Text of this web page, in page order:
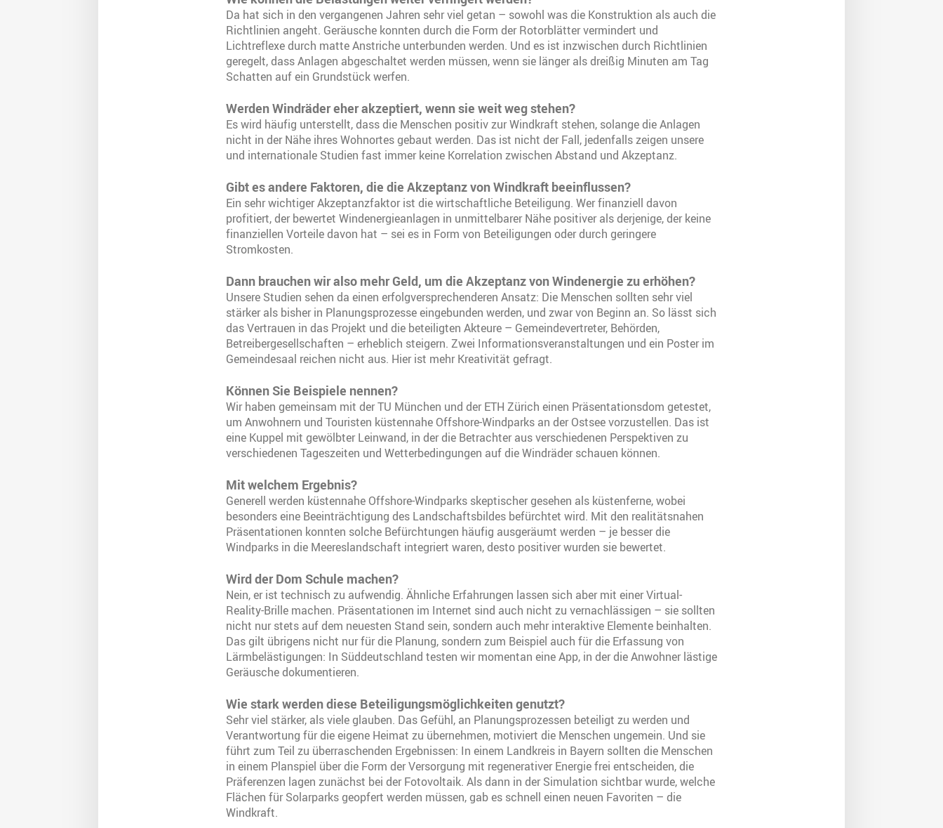
Da hat sich in den vergangenen Jahren sehr viel getan – sowohl was die Konstruktion als auch die
Richtlinien angeht. Geräusche konnten durch die Form der Rotorblätter vermindert und
Lichtreflexe durch matte Anstriche unterbunden werden. Und es ist inzwischen durch Richtlinien
geregelt, dass Anlagen abgeschaltet werden müssen, wenn sie länger als dreißig Minuten am Tag
Schatten auf ein Grundstück werfen.
Werden Windräder eher akzeptiert, wenn sie weit weg stehen?
Es wird häufig unterstellt, dass die Menschen positiv zur Windkraft stehen, solange die Anlagen
nicht in der Nähe ihres Wohnortes gebaut werden. Das ist nicht der Fall, jedenfalls zeigen unsere
und internationale Studien fast immer keine Korrelation zwischen Abstand und Akzeptanz.
Gibt es andere Faktoren, die die Akzeptanz von Windkraft beeinflussen?
Ein sehr wichtiger Akzeptanzfaktor ist die wirtschaftliche Beteiligung. Wer finanziell davon
profitiert, der bewertet Windenergieanlagen in unmittelbarer Nähe positiver als derjenige, der keine
finanziellen Vorteile davon hat – sei es in Form von Beteiligungen oder durch geringere
Stromkosten.
Dann brauchen wir also mehr Geld, um die Akzeptanz von Windenergie zu erhöhen?
Unsere Studien sehen da einen erfolgversprechenderen Ansatz: Die Menschen sollten sehr viel
stärker als bisher in Planungsprozesse eingebunden werden, und zwar von Beginn an. So lässt sich
das Vertrauen in das Projekt und die beteiligten Akteure – Gemeindevertreter, Behörden,
Betreibergesellschaften – erheblich steigern. Zwei Informationsveranstaltungen und ein Poster im
Gemeindesaal reichen nicht aus. Hier ist mehr Kreativität gefragt.
Können Sie Beispiele nennen?
Wir haben gemeinsam mit der TU München und der ETH Zürich einen Präsentationsdom getestet,
um Anwohnern und Touristen küstennahe Offshore-Windparks an der Ostsee vorzustellen. Das ist
eine Kuppel mit gewölbter Leinwand, in der die Betrachter aus verschiedenen Perspektiven zu
verschiedenen Tageszeiten und Wetterbedingungen auf die Windräder schauen können.
Mit welchem Ergebnis?
Generell werden küstennahe Offshore-Windparks skeptischer gesehen als küstenferne, wobei
besonders eine Beeinträchtigung des Landschaftsbildes befürchtet wird. Mit den realitätsnahen
Präsentationen konnten solche Befürchtungen häufig ausgeräumt werden – je besser die
Windparks in die Meereslandschaft integriert waren, desto positiver wurden sie bewertet.
Wird der Dom Schule machen?
Nein, er ist technisch zu aufwendig. Ähnliche Erfahrungen lassen sich aber mit einer Virtual-
Reality-Brille machen. Präsentationen im Internet sind auch nicht zu vernachlässigen – sie sollten
nicht nur stets auf dem neuesten Stand sein, sondern auch mehr interaktive Elemente beinhalten.
Das gilt übrigens nicht nur für die Planung, sondern zum Beispiel auch für die Erfassung von
Lärmbelästigungen: In Süddeutschland testen wir momentan eine App, in der die Anwohner lästige
Geräusche dokumentieren.
Wie stark werden diese Beteiligungsmöglichkeiten genutzt?
Sehr viel stärker, als viele glauben. Das Gefühl, an Planungsprozessen beteiligt zu werden und
Verantwortung für die eigene Heimat zu übernehmen, motiviert die Menschen ungemein. Und sie
führt zum Teil zu überraschenden Ergebnissen: In einem Landkreis in Bayern sollten die Menschen
in einem Planspiel über die Form der Versorgung mit regenerativer Energie frei entscheiden, die
Präferenzen lagen zunächst bei der Fotovoltaik. Als dann in der Simulation sichtbar wurde, welche
Flächen für Solarparks geopfert werden müssen, gab es schnell einen neuen Favoriten – die
Windkraft.